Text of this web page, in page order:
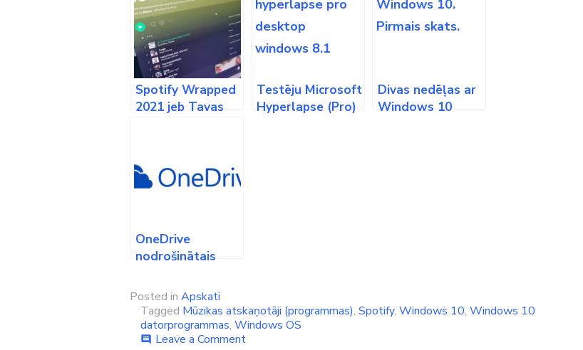
Spotify Wrapped
2021 jeb Tavas
(papildināts)
Testēju Microsoft
Hyperlapse (Pro)
Divas nedēļas ar
Windows 10
OneDrive
nodrošinātais
tiks mainīts no 15
GB uz 5 GB
Posted in Apskati
Tagged Mūzikas atskaņotāji (programmas), Spotify, Windows 10, Windows 10
datorprogrammas, Windows OS
comment Leave a Commenton